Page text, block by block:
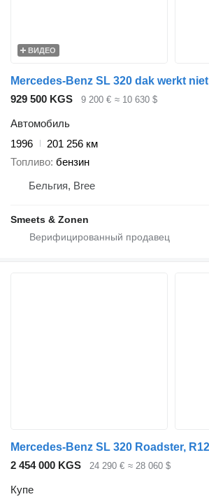
ВИДЕО
Mercedes-Benz SL 320 dak werkt niet
929 500 KGS
9 200 € ≈ 10 630 $
Автомобиль
1996
201 256 км
Топливо бензин
Бельгия, Bree
Smeets & Zonen
2 454 000 KGS 24 290 € ≈ 28 060 $
Купе